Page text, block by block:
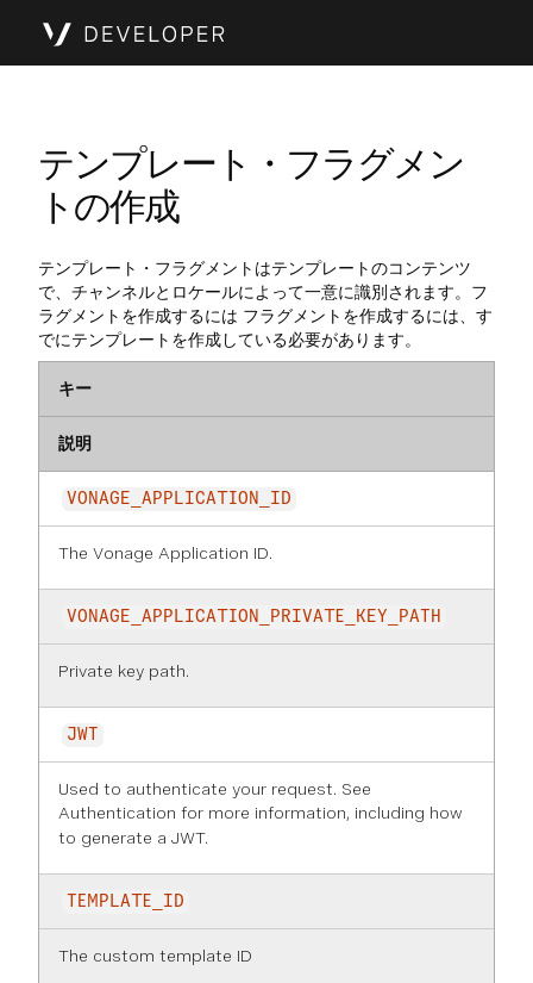
テンプレート・フラグメン
トの作成
テンプレート・フラグメントはテンプレートのコンテンツ
で、チャンネルとロケールによって一意に識別されます。フ
ラグメントを作成するには フラグメントを作成するには、す
でにテンプレートを作成している必要があります。
キー
説明
VONAGE_APPLICATION_ID
The Vonage Application ID.
VONAGE_APPLICATION_PRIVATE_KEY_PATH
Private key path.
JWT
Used to authenticate your request. See
Authentication for more information, including how
to generate a JWT.
TEMPLATE_ID
The custom template ID